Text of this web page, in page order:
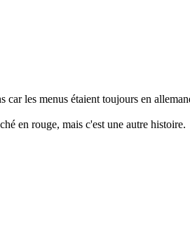
car les menus étaient toujours en
en rouge, mais c'est une autre histoire.